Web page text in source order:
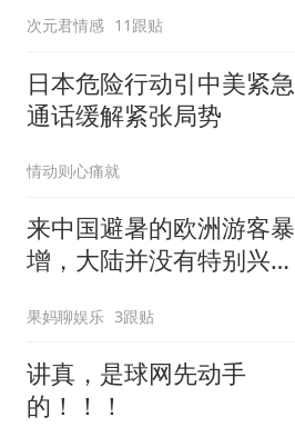
次元君情感 11跟贴
日本危险行动引中美紧急
通话缓解紧张局势
情动则心痛就
来中国避暑的欧洲游客暴
增，大陆并没有特别兴
果妈聊娱乐 3跟贴
讲真，是球网先动手
的！！！